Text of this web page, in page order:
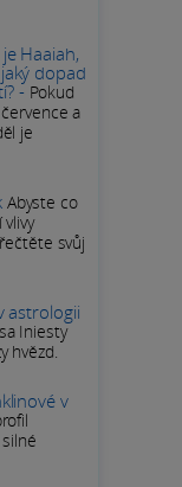
Haaiah,
dopad
- Pokud
a
je
Abyste co
svůj
astrologii
Iniesty
hvězd.
v